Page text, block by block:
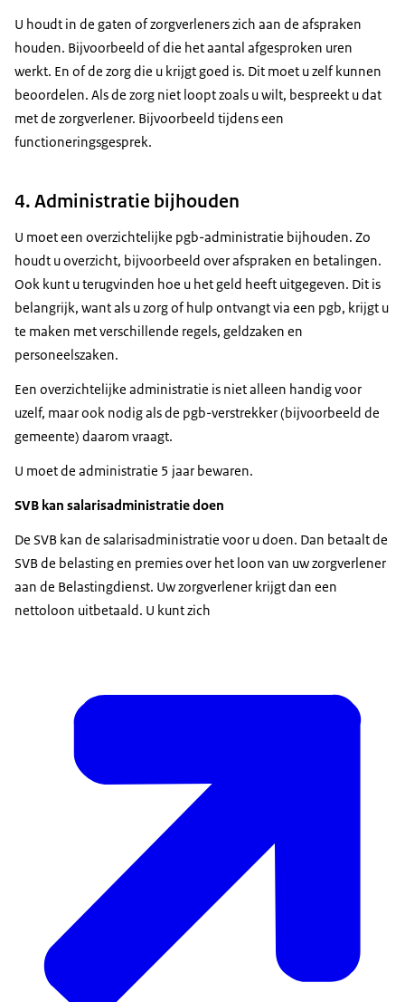
U houdt in de gaten of zorgverleners zich aan de afspraken
houden. Bijvoorbeeld of die het aantal afgesproken uren
werkt. En of de zorg die u krijgt goed is. Dit moet u zelf kunnen
beoordelen. Als de zorg niet loopt zoals u wilt, bespreekt u dat
met de zorgverlener. Bijvoorbeeld tijdens een
functioneringsgesprek.
4. Administratie bijhouden
U moet een overzichtelijke pgb-administratie bijhouden. Zo
houdt u overzicht, bijvoorbeeld over afspraken en betalingen.
Ook kunt u terugvinden hoe u het geld heeft uitgegeven. Dit is
belangrijk, want als u zorg of hulp ontvangt via een pgb, krijgt u
te maken met verschillende regels, geldzaken en
personeelszaken.
Een overzichtelijke administratie is niet alleen handig voor
uzelf, maar ook nodig als de pgb-verstrekker (bijvoorbeeld de
gemeente) daarom vraagt.
U moet de administratie 5 jaar bewaren.
SVB kan salarisadministratie doen
De SVB kan de salarisadministratie voor u doen. Dan betaalt de
SVB de belasting en premies over het loon van uw zorgverlener
aan de Belastingdienst. Uw zorgverlener krijgt dan een
nettoloon uitbetaald. U kunt zich